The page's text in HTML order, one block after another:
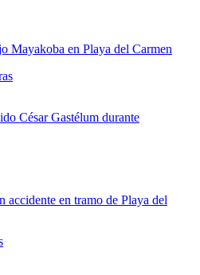
Mayakoba en Playa del Carmen
César Gastélum durante
accidente en tramo de Playa del